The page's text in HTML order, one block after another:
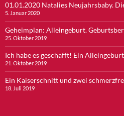
01.01.2020 Natalies Neujahrsbaby.
5. Januar 2020
Geheimplan: Alleingeburt.
25. Oktober 2019
Ich habe es geschafft! Ein
21. Oktober 2019
Ein Kaiserschnitt und zwei
18. Juli 2019